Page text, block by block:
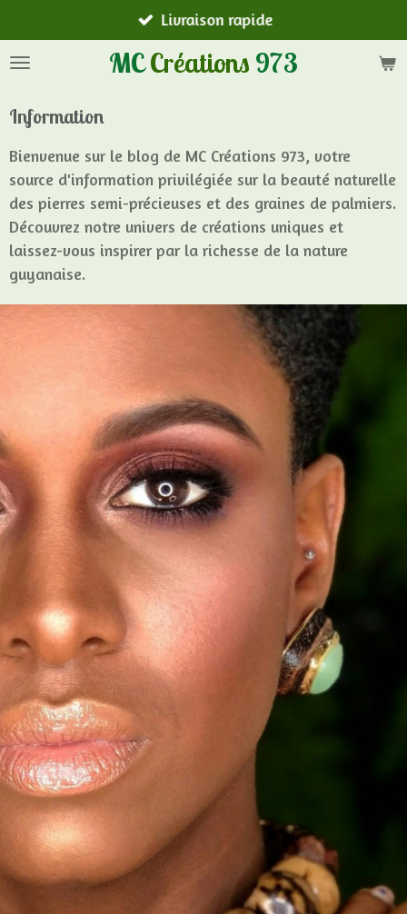
au
contenu
MCCréations 973
Livraison rapide
Information
Bienvenue sur le blog de MC Créations 973, votre
source d'information privilégiée sur la beauté naturelle
des pierres semi-précieuses et des graines de palmiers.
Découvrez notre univers de créations uniques et
laissez-vous inspirer par la richesse de la nature
guyanaise.